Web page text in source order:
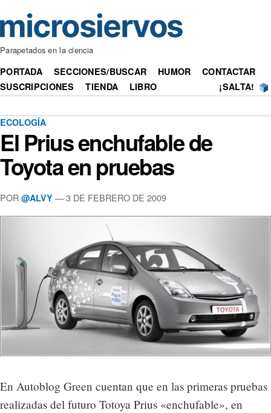
Parapetados en la ciencia
PORTADA SECCIONES/BUSCAR HUMOR
CONTACTAR
SUSCRIPCIONES
TIENDA LIBRO ¡SALTA!
ECOLOGÍA
El Prius enchufable de
Toyota en pruebas
POR @ALVY — 3 DE FEBRERO DE 2009
En Autoblog Green cuentan que en las primeras pruebas
realizadas del futuro Totoya Prius «enchufable», en